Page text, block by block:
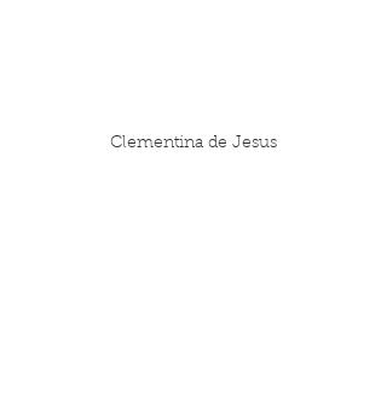
Clementina de Jesus